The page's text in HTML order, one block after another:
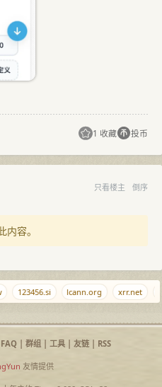
1 收藏 投币
只看楼主 倒序
内容。
123456.si lcann.org xrr.net
FAQ| 群组| 工具| 友链| RSS
友情提供